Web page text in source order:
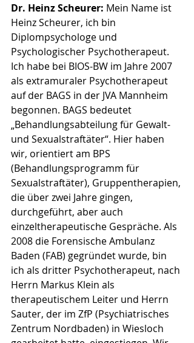
Dr. Heinz Scheurer: Mein Name ist
Heinz Scheurer, ich bin
Diplompsychologe und
Psychologischer Psychotherapeut.
Ich habe bei BIOS-BW im Jahre 2007
als extramuraler Psychotherapeut
auf der BAGS in der JVA Mannheim
begonnen. BAGS bedeutet
„Behandlungsabteilung für Gewalt-
und Sexualstraftäter“. Hier haben
wir, orientiert am BPS
(Behandlungsprogramm für
Sexualstraftäter), Gruppentherapien,
die über zwei Jahre gingen,
durchgeführt, aber auch
einzeltherapeutische Gespräche. Als
2008 die Forensische Ambulanz
Baden (FAB) gegründet wurde, bin
ich als dritter Psychotherapeut, nach
Herrn Markus Klein als
therapeutischem Leiter und Herrn
Sauter, der im ZfP (Psychiatrisches
Zentrum Nordbaden) in Wiesloch